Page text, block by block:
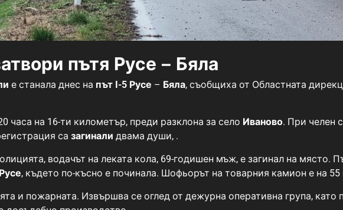
пътя Русе – Бяла
е станала днес на път I-5 Русе – Бяла, съобщиха от Областната
часа на 16-ти километър, преди разклона за село Иваново. При челен
са загинали двама души, .
водачът на леката кола, 69-годишен мъж, е загинал на място.
Русе, където по-късно е починала. Шофьорът на товарния камион е на 55
и пожарната. Извършва се оглед от дежурна оперативна група,